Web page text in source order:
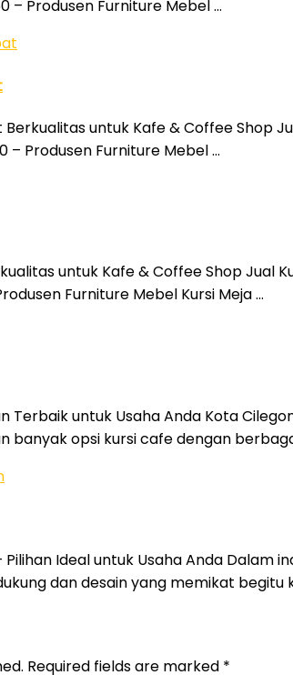
– Produsen Furniture Mebel …
untuk Kafe & Coffee Shop
– Produsen Furniture Mebel …
untuk Kafe & Coffee Shop Jual
Furniture Mebel Kursi Meja …
Terbaik untuk Usaha Anda Kota
banyak opsi kursi cafe dengan
Pilihan Ideal untuk Usaha Anda Dalam
dan desain yang memikat begitu
Required fields are marked *